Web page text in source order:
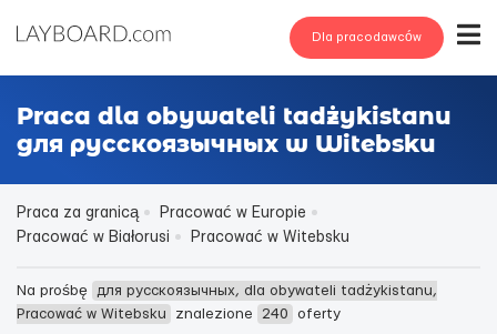
Dla pracodawców
Praca dla obywateli tadżykistanu
для русскоязычных w Witebsku
Praca za granicą
Pracować w Europie
Pracować w Białorusi
Pracować w Witebsku
Na prośbę для русскоязычных, dla obywateli tadżykistanu,
Pracować w Witebsku
znalezione 240
oferty